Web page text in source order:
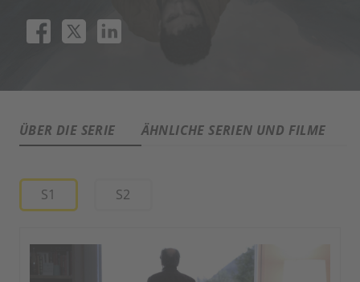
ÜBER DIE SERIE ÄHNLICHE SERIEN UND FILME
S1 S2